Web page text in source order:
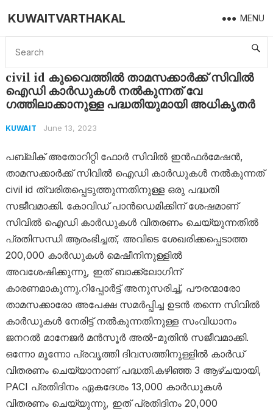
KUWAITVARTHAKAL MENU
Home Kuwait
civil id കുവൈത്തിൽ താമസക്കാർക്ക് സിവിൽ
ഐഡി കാർഡുകൾ നൽകുന്നത് വേ​
ഗത്തിലാക്കാനുള്ള പദ്ധതിയുമായി അധികൃതർ
KUWAIT June 13, 2023
പബ്ലിക് അതോറിറ്റി ഫോർ സിവിൽ ഇൻഫർമേഷൻ,
താമസക്കാർക്ക് സിവിൽ ഐഡി കാർഡുകൾ നൽകുന്നത്
civil id ത്വരിതപ്പെടുത്തുന്നതിനുള്ള ഒരു പദ്ധതി
സജീവമാക്കി. കോവിഡ് പാൻഡെമിക്കിന് ശേഷമാണ്
സിവിൽ ഐഡി കാർഡുകൾ വിതരണം ചെയ്യുന്നതിൽ
പ്രതിസന്ധി ആരംഭിച്ചത്, അവിടെ ശേഖരിക്കപ്പെടാത്ത
200,000 കാർഡുകൾ മെഷീനിനുള്ളിൽ
അവശേഷിക്കുന്നു, ഇത് ബാക്ക്‌ലോഗിന്
കാരണമാകുന്നു.റിപ്പോർട്ട് അനുസരിച്ച്, പൗരന്മാരോ
താമസക്കാരോ അപേക്ഷ സമർപ്പിച്ച ഉടൻ തന്നെ സിവിൽ
കാർഡുകൾ നേരിട്ട് നൽകുന്നതിനുള്ള സംവിധാനം
ജനറൽ മാനേജർ മൻസൂർ അൽ-മുതിൻ സജീവമാക്കി.
ഒന്നോ മൂന്നോ പ്രവൃത്തി ദിവസത്തിനുള്ളിൽ കാർഡ്
വിതരണം ചെയ്യാനാണ് പദ്ധതി.കഴിഞ്ഞ 3 ആഴ്ചയായി,
PACI പ്രതിദിനം ഏകദേശം 13,000 കാർഡുകൾ
വിതരണം ചെയ്യുന്നു, ഇത് പ്രതിദിനം 20,000